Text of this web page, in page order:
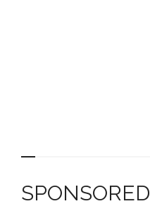
SPONSORED